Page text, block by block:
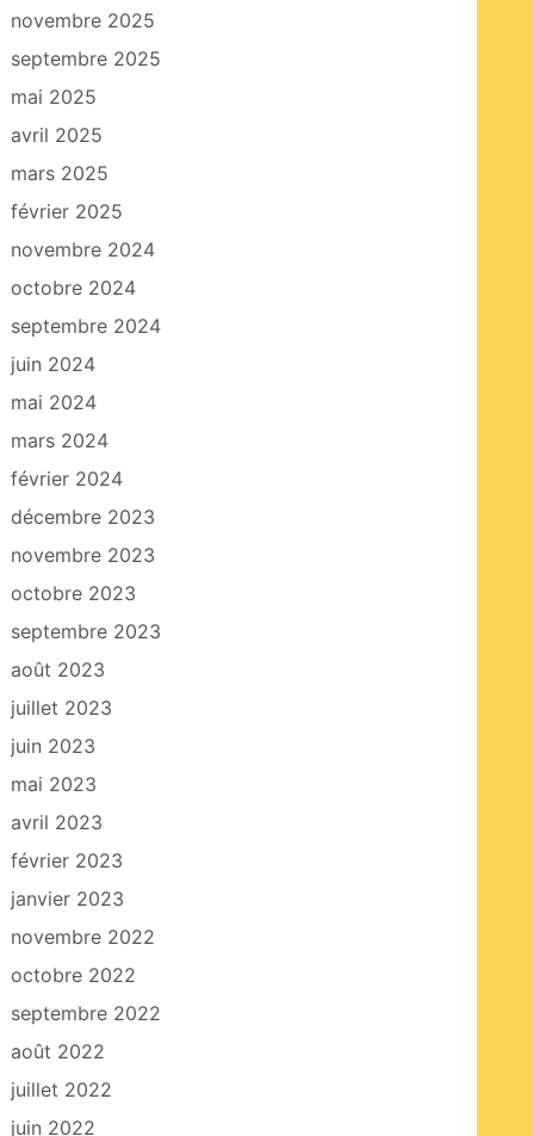
novembre 2025
septembre 2025
mai 2025
avril 2025
mars 2025
février 2025
novembre 2024
octobre 2024
septembre 2024
juin 2024
mai 2024
mars 2024
février 2024
décembre 2023
novembre 2023
octobre 2023
septembre 2023
août 2023
juillet 2023
juin 2023
mai 2023
avril 2023
février 2023
janvier 2023
novembre 2022
octobre 2022
septembre 2022
août 2022
juillet 2022
juin 2022